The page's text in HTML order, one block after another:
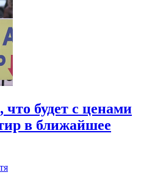
что будет с ценами
в ближайшее